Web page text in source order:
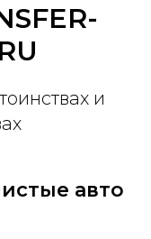
и
авто